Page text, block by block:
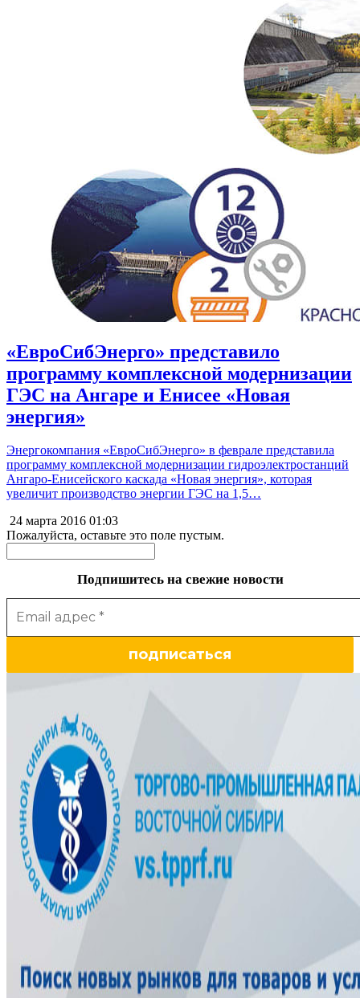
«ЕвроСибЭнерго» представило
программу комплексной модернизации
ГЭС на Ангаре и Енисее «Новая
энергия»
Энергокомпания «ЕвроСибЭнерго» в феврале представила
программу комплексной модернизации гидроэлектростанций
Ангаро-Енисейского каскада «Новая энергия», которая
увеличит производство энергии ГЭС на 1,5…
24 марта 2016 01:03
Пожалуйста, оставьте это поле пустым.
Подпишитесь на свежие новости